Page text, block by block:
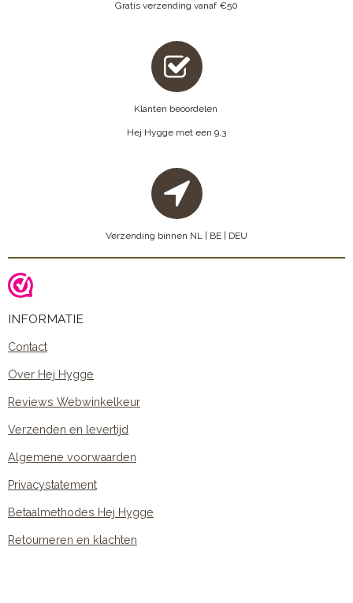
Gratis verzending vanaf €50
Klanten beoordelen
Hej Hygge met een 9,3
Verzending binnen NL | BE | DEU
INFORMATIE
Contact
Over Hej Hygge
Reviews Webwinkelkeur
Verzenden en levertijd
Algemene voorwaarden
Privacystatement
Betaalmethodes Hej Hygge
Retourneren en klachten